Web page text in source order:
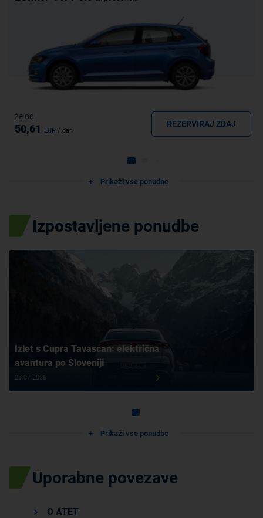
že od
50,61 EUR / dan
REZERVIRAJ ZDAJ
Prikaži vse ponudbe
Izpostavljene ponudbe
Izlet s Cupra Tavascan: električna
avantura po Sloveniji
28.07.2026
Prikaži vse ponudbe
Uporabne povezave
O ATET